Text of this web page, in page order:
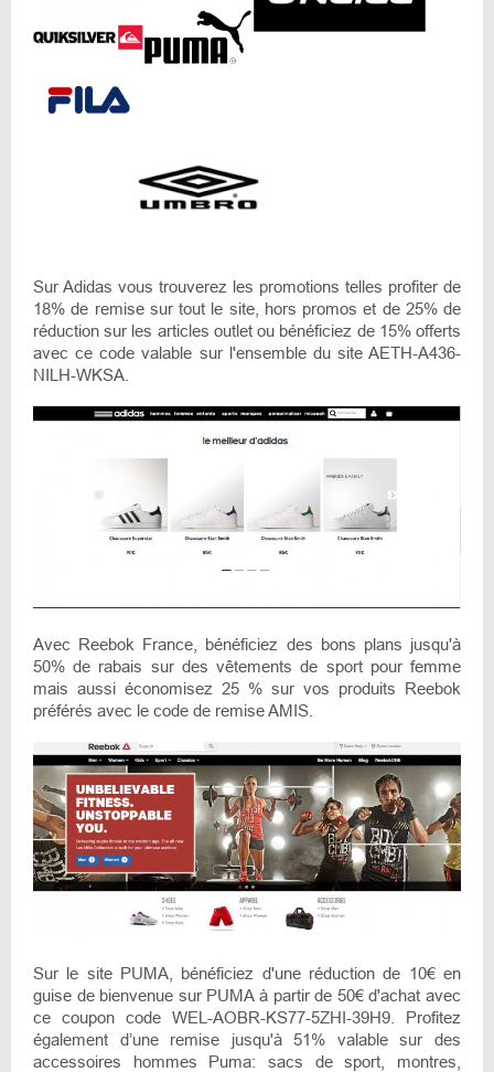
Sur Adidas vous trouverez les promotions telles profiter de
18% de remise sur tout le site, hors promos et de 25% de
réduction sur les articles outlet ou bénéficiez de 15% offerts
avec ce code valable sur l'ensemble du site AETH-A436-
NILH-WKSA.
Avec Reebok France, bénéficiez des bons plans jusqu'à
50% de rabais sur des vêtements de sport pour femme
mais aussi économisez 25 % sur vos produits Reebok
préférés avec le code de remise AMIS.
Sur le site PUMA, bénéficiez d'une réduction de 10€ en
guise de bienvenue sur PUMA à partir de 50€ d'achat avec
ce coupon code WEL-AOBR-KS77-5ZHI-39H9. Profitez
également d’une remise jusqu'à 51% valable sur des
accessoires hommes Puma: sacs de sport, montres,